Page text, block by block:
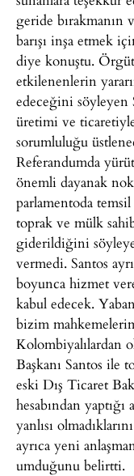
geride bırakmanın
barışı inşa etmek
diye konuştu.
etkilenenlerin
edeceğini söyleyen
üretimi ve
sorumluluğu
Referandumda
önemli dayanak
parlamentoda
toprak ve mülk
giderildiğini
vermedi. Santos
boyunca hizmet
kabul edecek.
bizim
Kolombiyalılardan
Başkanı Santos ile
eski Dış Ticaret
hesabından yaptığı
yanlısı
ayrıca yeni
umduğunu belirtti.